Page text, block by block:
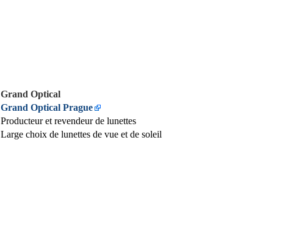
Grand Optical
Grand Optical Prague
Producteur et revendeur de lunettes
Large choix de lunettes de vue et de soleil